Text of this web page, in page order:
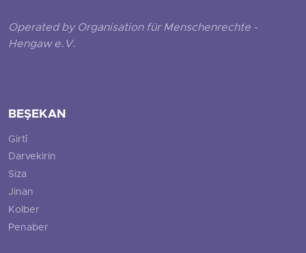
Operated by Organisation für Menschenrechte -
Hengaw e.V.
BEŞEKAN
Girtî
Darvekirin
Siza
Jinan
Kolber
Penaber